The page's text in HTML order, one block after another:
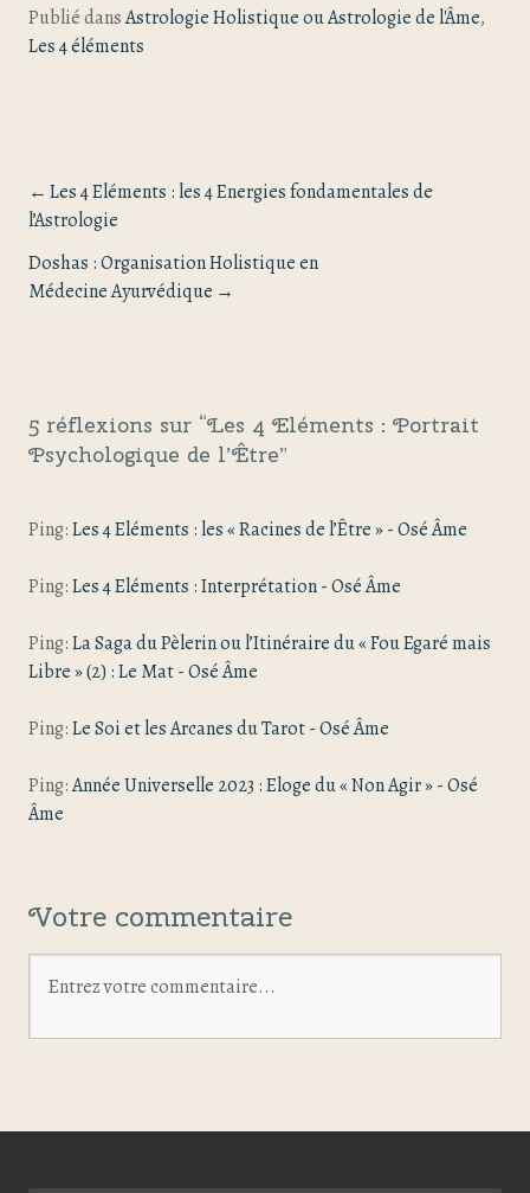
Publié dansAstrologie Holistique ou Astrologie de l'Âme,
Les 4 éléments
Les 4 Eléments : les 4 Energies fondamentales de
l’Astrologie
Doshas : Organisation Holistique en
Médecine Ayurvédique
5 réflexions sur “Les 4 Eléments : Portrait
Psychologique de l’Être”
Ping:Les 4 Eléments : les « Racines de l’Être » - Osé Âme
Ping:Les 4 Eléments : Interprétation - Osé Âme
Ping:La Saga du Pèlerin ou l’Itinéraire du « Fou Egaré mais
Libre » (2) : Le Mat - Osé Âme
Ping:Le Soi et les Arcanes du Tarot - Osé Âme
Ping:Année Universelle 2023 : Eloge du « Non Agir » - Osé
Âme
Votre commentaire